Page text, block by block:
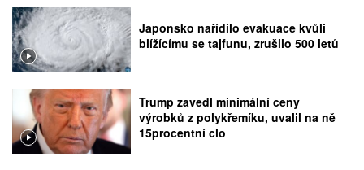
Japonsko nařídilo evakuace kvůli
blížícímu se tajfunu, zrušilo 500 letů
Trump zavedl minimální ceny
výrobků z polykřemíku, uvalil na ně
15procentní clo